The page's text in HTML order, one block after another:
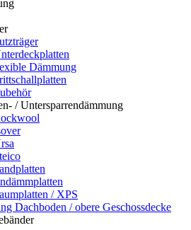
Dämmung
/ Untersparrendämmung
/ XPS
Dachboden / obere Geschossdecke